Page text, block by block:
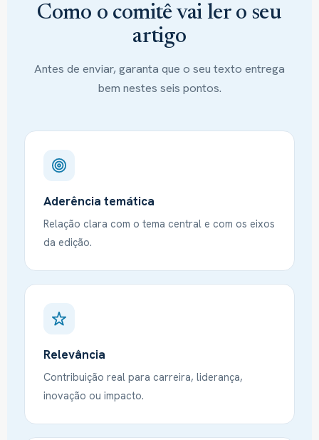
Como o comitê vai ler o seu
artigo
Antes de enviar, garanta que o seu texto entrega
bem nestes seis pontos.
Aderência temática
Relação clara com o tema central e com os eixos
da edição.
Relevância
Contribuição real para carreira, liderança,
inovação ou impacto.